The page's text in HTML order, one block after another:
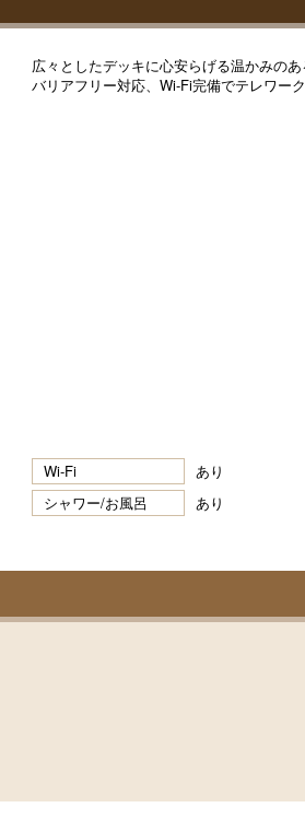
広々としたデッキに心安らげる温かみのあ
バリアフリー対応、Wi-Fi完備でテレワー
Wi-Fi
あり
シャワー/お風呂 あり